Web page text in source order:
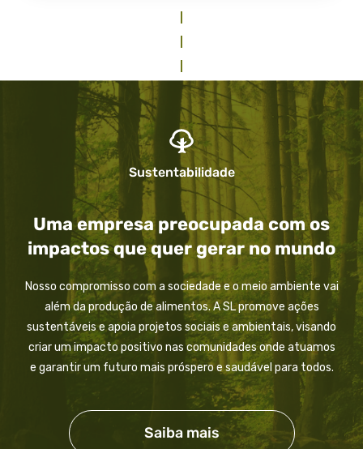
Sustentabilidade
Uma empresa preocupada com os
impactos que quer gerar no mundo
Nosso compromisso com a sociedade e o meio ambiente vai
além da produção de alimentos. A SL promove ações
sustentáveis e apoia projetos sociais e ambientais, visando
criar um impacto positivo nas comunidades onde atuamos
e garantir um futuro mais próspero e saudável para todos.
Saiba mais